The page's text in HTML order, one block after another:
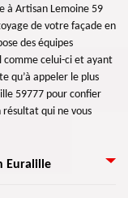
à Artisan Lemoine 59
de votre façade en
des équipes
comme celui-ci et ayant
qu’à appeler le plus
59777 pour confier
qui ne vous
Euralille